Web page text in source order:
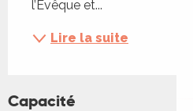
l’Évêque et...
Lire la suite
Capacité